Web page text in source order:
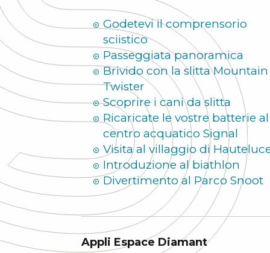
Godetevi il comprensorio
sciistico
Passeggiata panoramica
Brivido con la slitta Mountain
Twister
Scoprire i cani da slitta
Ricaricate le vostre batterie al
centro acquatico Signal
Visita al villaggio di
Introduzione al biathlon
Divertimento al Parco Snoot
Appli Espace Diamant